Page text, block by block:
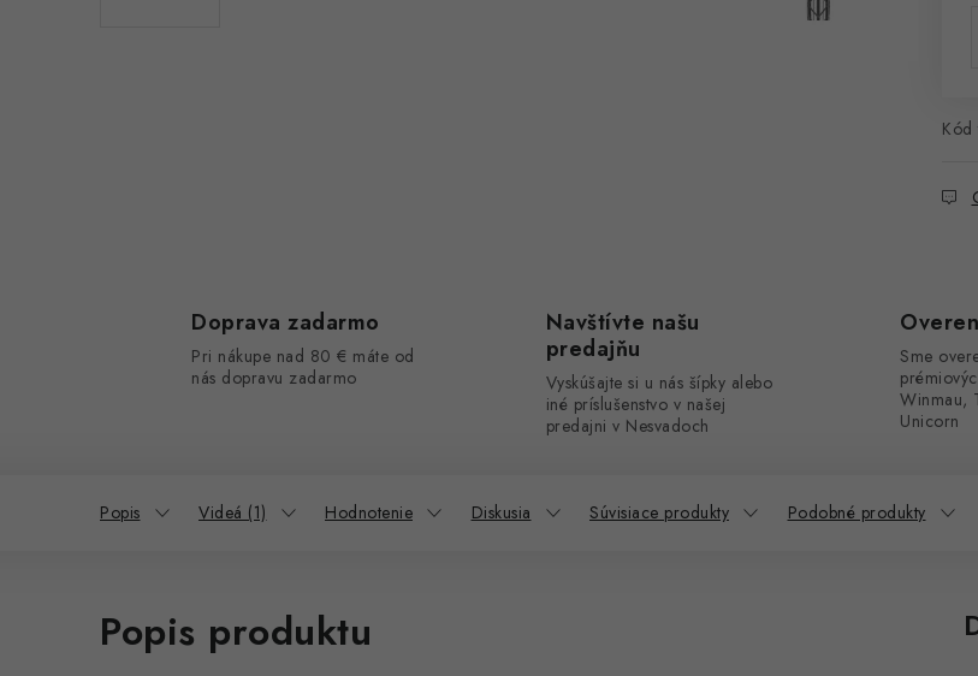
Kód
Doprava zadarmo
Pri nákupe nad 80 € máte od
nás dopravu zadarmo
Navštívte našu
predajňu
Vyskúšajte si u nás šípky alebo
iné príslušenstvo v našej
predajni v Nesvadoch
Sme
Winmau,
Unicorn
Popis Videá (1) Hodnotenie Diskusia Súvisiace produkty Podobné produkty
Popis produktu